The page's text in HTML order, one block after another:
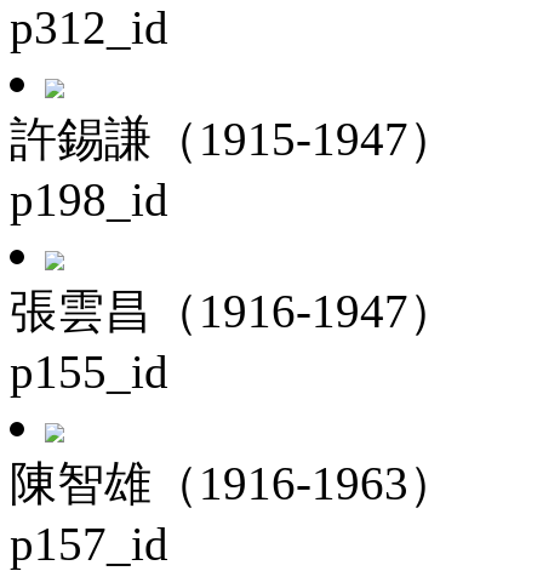
p312_id
許錫謙（1915-1947）
p198_id
張雲昌（1916-1947）
p155_id
陳智雄（1916-1963）
p157_id